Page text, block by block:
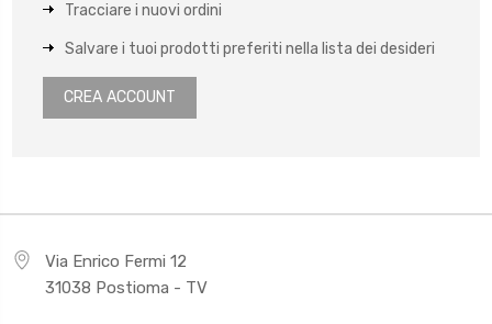
Tracciare i nuovi ordini
Salvare i tuoi prodotti preferiti nella lista dei desideri
CREA ACCOUNT
Via Enrico Fermi 12
31038 Postioma - TV